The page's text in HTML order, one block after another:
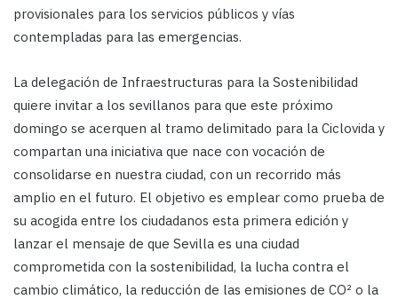
provisionales para los servicios públicos y vías
contempladas para las emergencias.
La delegación de Infraestructuras para la Sostenibilidad
quiere invitar a los sevillanos para que este próximo
domingo se acerquen al tramo delimitado para la Ciclovida y
compartan una iniciativa que nace con vocación de
consolidarse en nuestra ciudad, con un recorrido más
amplio en el futuro. El objetivo es emplear como prueba de
su acogida entre los ciudadanos esta primera edición y
lanzar el mensaje de que Sevilla es una ciudad
comprometida con la sostenibilidad, la lucha contra el
cambio climático, la reducción de las emisiones de CO² o la